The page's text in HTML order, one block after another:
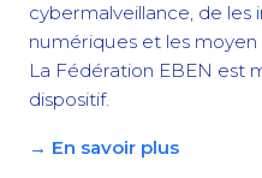
cybermalveillance, de les
numériques et les moyen
La Fédération EBEN est
dispositif.
→ En savoir plus